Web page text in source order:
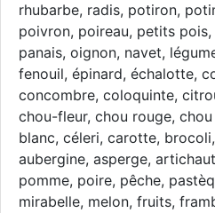
rhubarbe, radis, potiron,
poivron, poireau, petits
panais, oignon, navet,
fenouil, épinard, échalotte,
concombre, coloquinte,
chou-fleur, chou rouge,
blanc, céleri, carotte,
aubergine, asperge,
pomme, poire, pêche,
mirabelle, melon, fruits,